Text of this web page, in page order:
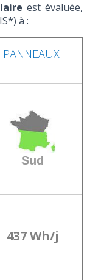
est évaluée,
à :
PANNEAUX
Sud
437 Wh/j